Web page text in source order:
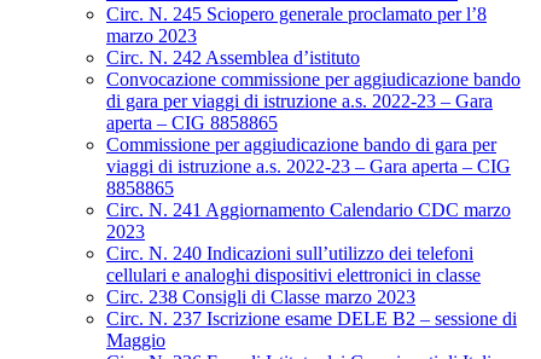
Circ. N. 245 Sciopero generale proclamato per l’8
marzo 2023
Circ. N. 242 Assemblea d’istituto
Convocazione commissione per aggiudicazione bando
di gara per viaggi di istruzione a.s. 2022-23 – Gara
aperta – CIG 8858865
Commissione per aggiudicazione bando di gara per
viaggi di istruzione a.s. 2022-23 – Gara aperta – CIG
8858865
Circ. N. 241 Aggiornamento Calendario CDC marzo
2023
Circ. N. 240 Indicazioni sull’utilizzo dei telefoni
cellulari e analoghi dispositivi elettronici in classe
Circ. 238 Consigli di Classe marzo 2023
Circ. N. 237 Iscrizione esame DELE B2 – sessione di
Maggio